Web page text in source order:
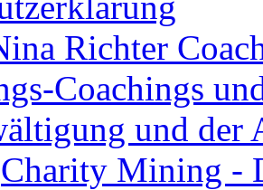
Richter
Coachings
und
Charity Mining -